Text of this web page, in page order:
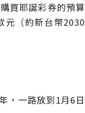
買耶誕彩券的預算
元（約新台幣2030
，一路放到1月6日